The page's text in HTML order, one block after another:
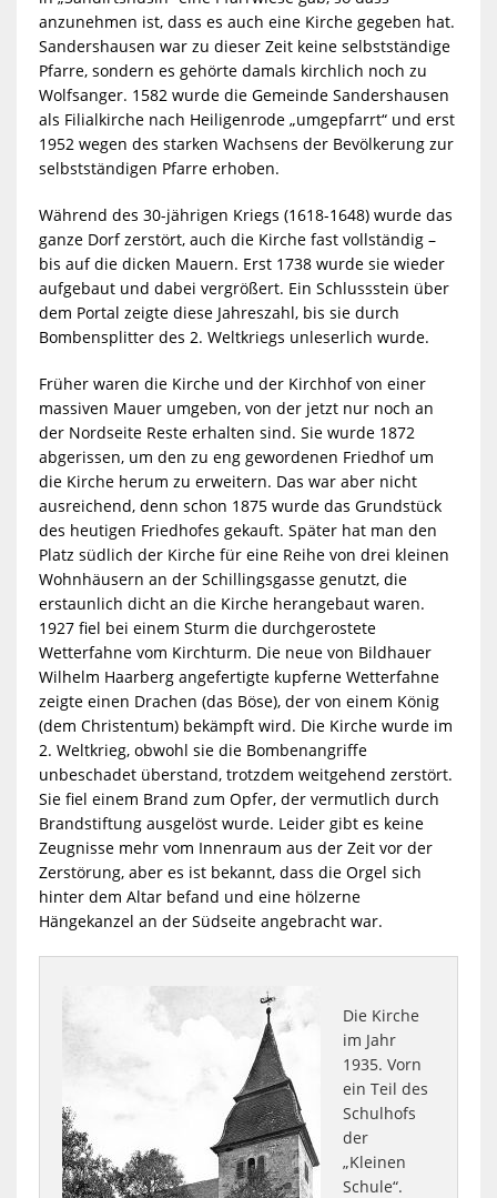
anzunehmen ist, dass es auch eine Kirche gegeben hat.
Sandershausen war zu dieser Zeit keine selbstständige
Pfarre, sondern es gehörte damals kirchlich noch zu
Wolfsanger. 1582 wurde die Gemeinde Sandershausen
als Filialkirche nach Heiligenrode „umgepfarrt“ und erst
1952 wegen des starken Wachsens der Bevölkerung zur
selbstständigen Pfarre erhoben.
Während des 30-jährigen Kriegs (1618-1648) wurde das
ganze Dorf zerstört, auch die Kirche fast vollständig –
bis auf die dicken Mauern. Erst 1738 wurde sie wieder
aufgebaut und dabei vergrößert. Ein Schlussstein über
dem Portal zeigte diese Jahreszahl, bis sie durch
Bombensplitter des 2. Weltkriegs unleserlich wurde.
Früher waren die Kirche und der Kirchhof von einer
massiven Mauer umgeben, von der jetzt nur noch an
der Nordseite Reste erhalten sind. Sie wurde 1872
abgerissen, um den zu eng gewordenen Friedhof um
die Kirche herum zu erweitern. Das war aber nicht
ausreichend, denn schon 1875 wurde das Grundstück
des heutigen Friedhofes gekauft. Später hat man den
Platz südlich der Kirche für eine Reihe von drei kleinen
Wohnhäusern an der Schillingsgasse genutzt, die
erstaunlich dicht an die Kirche herangebaut waren.
1927 fiel bei einem Sturm die durchgerostete
Wetterfahne vom Kirchturm. Die neue von Bildhauer
Wilhelm Haarberg angefertigte kupferne Wetterfahne
zeigte einen Drachen (das Böse), der von einem König
(dem Christentum) bekämpft wird. Die Kirche wurde im
2. Weltkrieg, obwohl sie die Bombenangriffe
unbeschadet überstand, trotzdem weitgehend zerstört.
Sie fiel einem Brand zum Opfer, der vermutlich durch
Brandstiftung ausgelöst wurde. Leider gibt es keine
Zeugnisse mehr vom Innenraum aus der Zeit vor der
Zerstörung, aber es ist bekannt, dass die Orgel sich
hinter dem Altar befand und eine hölzerne
Hängekanzel an der Südseite angebracht war.
Die Kirche
im Jahr
1935. Vorn
ein Teil des
Schulhofs
der
„Kleinen
Schule“.